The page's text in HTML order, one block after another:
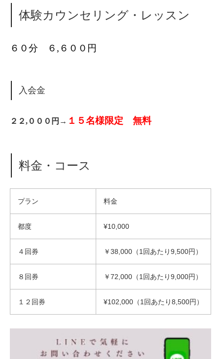
体験カウンセリング・レッスン
６０分 ６,６００円
入会金
２２,０００円→ １５名様限定 無料
料金・コース
プラン 料金
都度 ¥10,000
４回券 ￥38,000（1回あたり9,500円）
８回券 ￥72,000（1回あたり9,000円）
１２回券 ¥102,000（1回あたり8,500円）